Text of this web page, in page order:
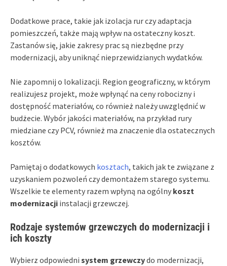
Dodatkowe prace, takie jak izolacja rur czy adaptacja
pomieszczeń, także mają wpływ na ostateczny koszt.
Zastanów się, jakie zakresy prac są niezbędne przy
modernizacji, aby uniknąć nieprzewidzianych wydatków.
Nie zapomnij o lokalizacji. Region geograficzny, w którym
realizujesz projekt, może wpłynąć na ceny robocizny i
dostępność materiałów, co również należy uwzględnić w
budżecie. Wybór jakości materiałów, na przykład rury
miedziane czy PCV, również ma znaczenie dla ostatecznych
kosztów.
Pamiętaj o dodatkowych kosztach, takich jak te związane z
uzyskaniem pozwoleń czy demontażem starego systemu.
Wszelkie te elementy razem wpłyną na ogólny koszt
modernizacji instalacji grzewczej.
Rodzaje systemów grzewczych do modernizacji i
ich koszty
Wybierz odpowiedni system grzewczydo modernizacji,